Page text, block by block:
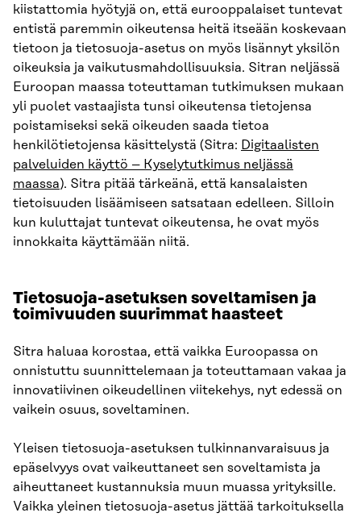
kiistattomia hyötyjä on, että eurooppalaiset tuntevat
entistä paremmin oikeutensa heitä itseään koskevaan
tietoon ja tietosuoja-asetus on myös lisännyt yksilön
oikeuksia ja vaikutusmahdollisuuksia. Sitran neljässä
Euroopan maassa toteuttaman tutkimuksen mukaan
yli puolet vastaajista tunsi oikeutensa tietojensa
poistamiseksi sekä oikeuden saada tietoa
henkilötietojensa käsittelystä (Sitra: Digitaalisten
palveluiden käyttö – Kyselytutkimus neljässä
maassa). Sitra pitää tärkeänä, että kansalaisten
tietoisuuden lisäämiseen satsataan edelleen. Silloin
kun kuluttajat tuntevat oikeutensa, he ovat myös
innokkaita käyttämään niitä.
Tietosuoja-asetuksen soveltamisen ja
toimivuuden suurimmat haasteet
Sitra haluaa korostaa, että vaikka Euroopassa on
onnistuttu suunnittelemaan ja toteuttamaan vakaa ja
innovatiivinen oikeudellinen viitekehys, nyt edessä on
vaikein osuus, soveltaminen.
Yleisen tietosuoja-asetuksen tulkinnanvaraisuus ja
epäselvyys ovat vaikeuttaneet sen soveltamista ja
aiheuttaneet kustannuksia muun muassa yrityksille.
Vaikka yleinen tietosuoja-asetus jättää tarkoituksella